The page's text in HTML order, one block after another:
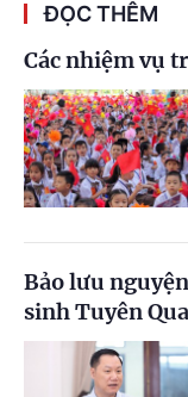
ĐỌC THÊM
Các nhiệm vụ
Bảo lưu
sinh Tuyên